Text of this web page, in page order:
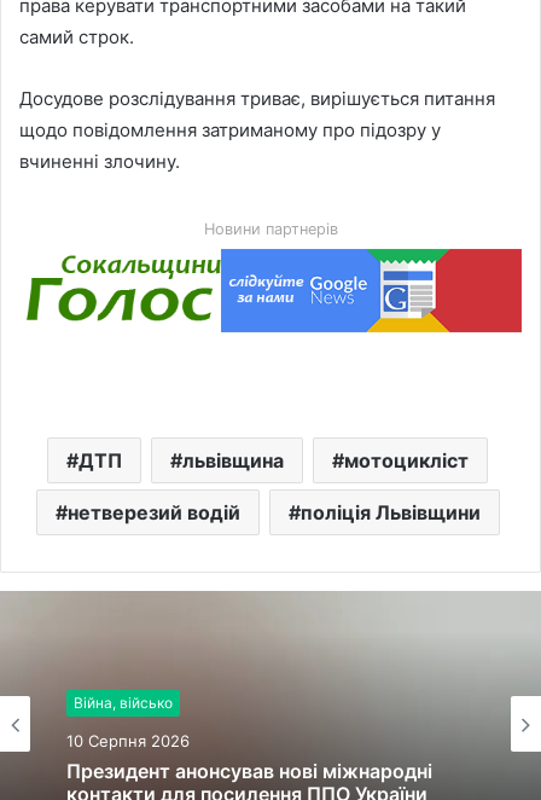
права керувати транспортними засобами на такий
самий строк.
Досудове розслідування триває, вирішується питання
щодо повідомлення затриманому про підозру у
вчиненні злочину.
Новини партнерів
ДТП львівщина мотоцикліст
нетверезий водій поліція Львівщини
Війна, військо
10 Серпня 2026
Президент анонсував нові міжнародні
контакти для посилення ППО України